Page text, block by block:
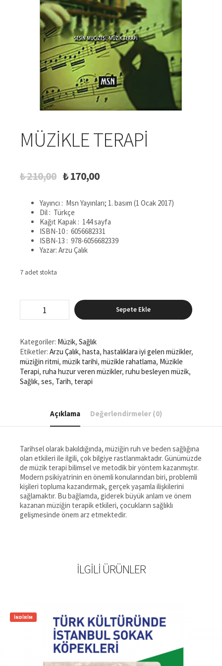
MÜZIKLE TERAPI
₺210,00 Orijinal
₺170,00Şu
₺ 170,00.
Yayıncı ‏: ‎ Msn Yayınları; 1. basım (1 Ocak 2017)
Dil ‏: ‎ Türkçe
Kağıt Kapak ‏: ‎ 144 sayfa
ISBN-10 ‏: ‎ 6056682331
ISBN-13 ‏: ‎ 978-6056682339
Yazar: Arzu Çalık
7 adet stokta
adet
Sepete Ekle
Kategoriler: Müzik, Sağlık
Etiketler: Arzu Çalık, hasta, hastalıklara iyi gelen müzikler,
müziğin ritmi, müzik tarihi, müzikle rahatlama, Müzikle
Terapi, ruha huzur veren müzikler, ruhu besleyen müzik,
Sağlık, ses, Tarih, terapi
Açıklama Değerlendirmeler (0)
Tarihsel olarak bakıldığında, müziğin ruh ve beden sağlığına
olan etkileri ile ilgili, çok bilgiye rastlanmaktadır. Günümüzde
de müzik terapi bilimsel ve metodik bir yöntem kazanmıştır.
Modern psikiyatrinin en önemli konularından biri, problemli
kişileri topluma kazandırmak, gerçek yaşamla ilişkilerini
sağlamaktır. Bu bağlamda, giderek büyük anlam ve önem
kazanan müziğin terapik etkileri, çocukların sağlıklı
gelişmesinde önem arz etmektedir.
İLGILI ÜRÜNLER
İNDIRIM